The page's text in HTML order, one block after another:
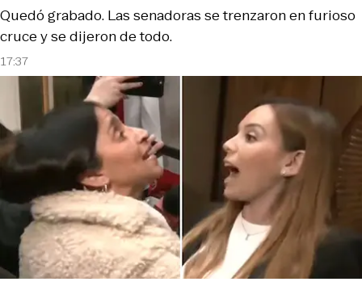
17:37
Quedó grabado. Las senadoras se trenzaron en furioso
cruce y se dijeron de todo.